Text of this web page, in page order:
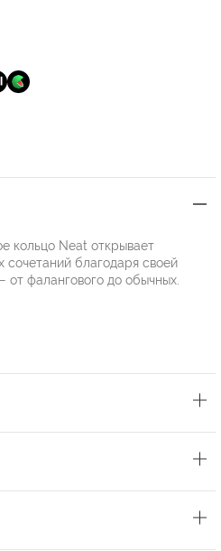
кольцо Neat открывает
сочетаний благодаря своей
фалангового до обычных.